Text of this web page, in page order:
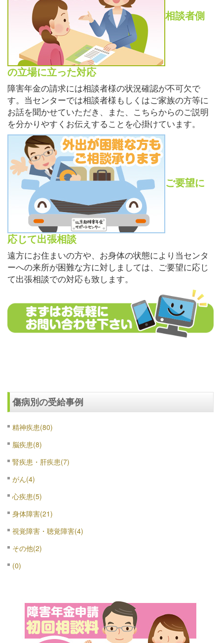
相談者側
の立場に立った対応
障害年金の請求には相談者様の状況確認が不可欠で
す。当センターでは相談者様もしくはご家族の方等に
お話を聞かせていただき、また、こちらからのご説明
を分かりやすくお伝えすることを心掛けています。
ご要望に
応じて出張相談
遠方にお住まいの方や、お身体の状態により当センタ
ーへの来所が困難な方に対しましては、ご要望に応じ
て出張相談での対応も致します。
傷病別の受給事例
精神疾患(80)
脳疾患(8)
腎疾患・肝疾患(7)
がん(4)
心疾患(5)
身体障害(21)
視覚障害・聴覚障害(4)
その他(2)
(0)